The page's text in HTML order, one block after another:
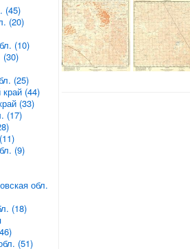
(45)
(20)
(10)
(30)
(25)
край (44)
(33)
(17)
(9)
обл.
(18)
(51)